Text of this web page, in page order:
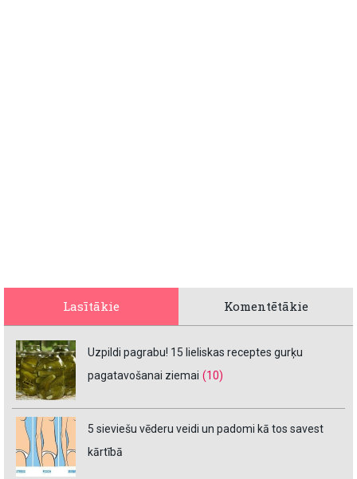
Lasītākie Komentētākie
Uzpildi pagrabu! 15 lieliskas receptes gurķu
pagatavošanai ziemai (10)
5 sieviešu vēderu veidi un padomi kā tos savest
kārtībā